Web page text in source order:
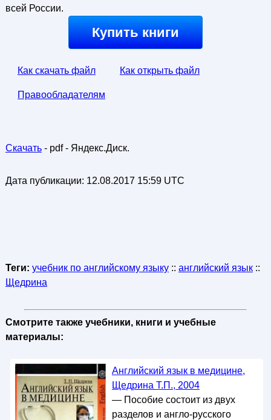
всей России.
Купить книги
Как скачать файл Как открыть файл
Правообладателям
Скачать- pdf - Яндекс.Диск.
Дата публикации: 12.08.2017 15:59 UTC
Теги: учебник по английскому языку:: английский язык::
Щедрина
Смотрите также учебники, книги и учебные
материалы:
Английский язык в медицине,
Щедрина Т.П., 2004
— Пособие состоит из двух
разделов и англо-русского